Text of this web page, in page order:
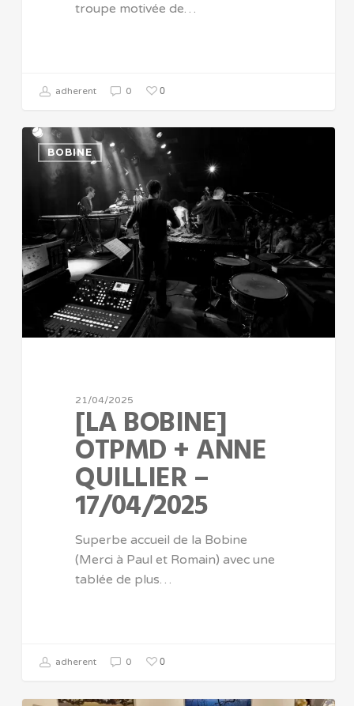
troupe motivée de…
adherent 0 0
BOBINE
21/04/2025
[LA BOBINE]
OTPMD + ANNE
QUILLIER –
17/04/2025
Superbe accueil de la Bobine
(Merci à Paul et Romain) avec une
tablée de plus…
adherent 0 0